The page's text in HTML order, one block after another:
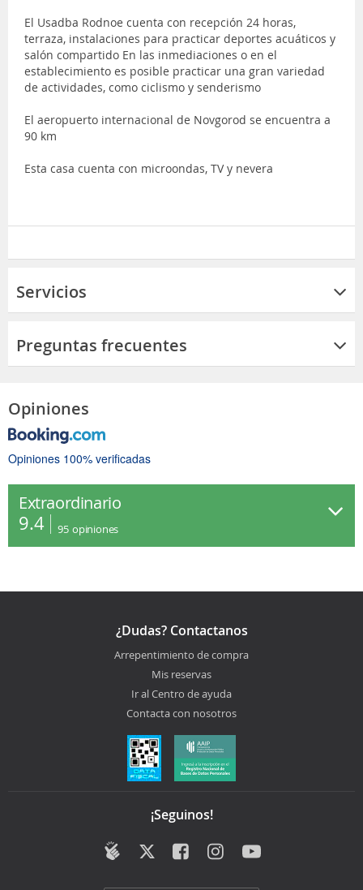
El Usadba Rodnoe cuenta con recepción 24 horas,
terraza, instalaciones para practicar deportes acuáticos y
salón compartido En las inmediaciones o en el
establecimiento es posible practicar una gran variedad
de actividades, como ciclismo y senderismo
El aeropuerto internacional de Novgorod se encuentra a
90 km
Esta casa cuenta con microondas, TV y nevera
Servicios
Preguntas frecuentes
Opiniones
Opiniones 100% verificadas
Extraordinario
9.4 95 opiniones
¿Dudas? Contactanos
Arrepentimiento de compra
Mis reservas
Ir al Centro de ayuda
Contacta con nosotros
¡Seguinos!